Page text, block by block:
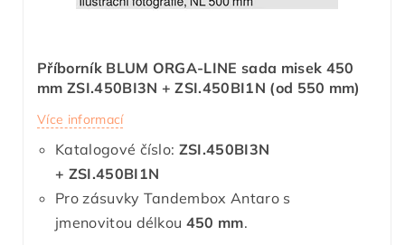
Příborník BLUM ORGA-LINE sada misek 450
mm ZSI.450BI3N + ZSI.450BI1N (od 550 mm)
Více informací
Katalogové číslo: ZSI.450BI3N
+ ZSI.450BI1N
Pro zásuvky Tandembox Antaro s
jmenovitou délkou 450 mm.